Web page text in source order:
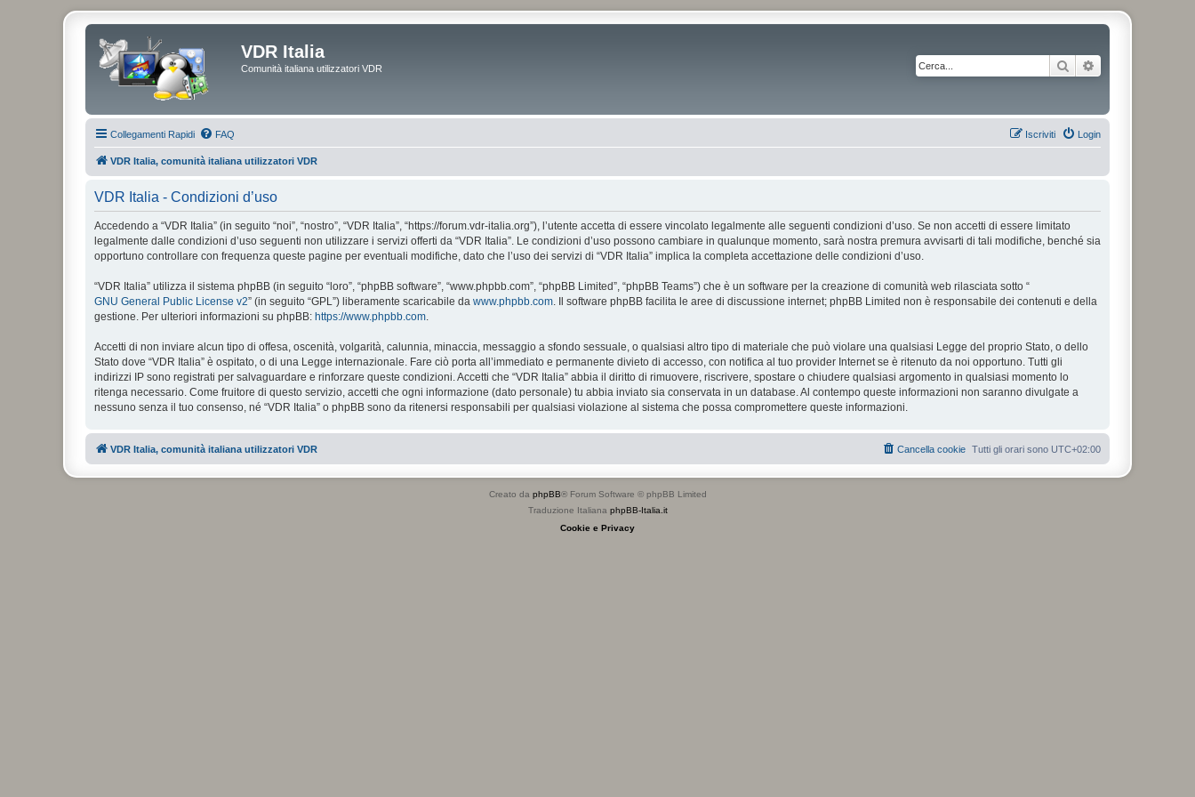
VDR Italia
Comunità italiana utilizzatori VDR Cerca
Collegamenti Rapidi FAQ Login
Iscriviti
VDR Italia, comunità italiana utilizzatori VDR
VDR Italia - Condizioni d’uso
Accedendo a “VDR Italia” (in seguito “noi”, “nostro”, “VDR Italia”, “https://forum.vdr-italia.org”), l’utente accetta di essere vincolato legalmente alle seguenti condizioni d’uso. Se non accetti di essere limitato
legalmente dalle condizioni d’uso seguenti non utilizzare i servizi offerti da “VDR Italia”. Le condizioni d’uso possono cambiare in qualunque momento, sarà nostra premura avvisarti di tali modifiche, benché sia
opportuno controllare con frequenza queste pagine per eventuali modifiche, dato che l’uso dei servizi di “VDR Italia” implica la completa accettazione delle condizioni d’uso.
“VDR Italia” utilizza il sistema phpBB (in seguito “loro”, “phpBB software”, “www.phpbb.com”, “phpBB Limited”, “phpBB Teams”) che è un software per la creazione di comunità web rilasciata sotto “
GNU General Public License v2” (in seguito “GPL”) liberamente scaricabile da www.phpbb.com. Il software phpBB facilita le aree di discussione internet; phpBB Limited non è responsabile dei contenuti e della
gestione. Per ulteriori informazioni su phpBB: https://www.phpbb.com.
Accetti di non inviare alcun tipo di offesa, oscenità, volgarità, calunnia, minaccia, messaggio a sfondo sessuale, o qualsiasi altro tipo di materiale che può violare una qualsiasi Legge del proprio Stato, o dello
Stato dove “VDR Italia” è ospitato, o di una Legge internazionale. Fare ciò porta all’immediato e permanente divieto di accesso, con notifica al tuo provider Internet se è ritenuto da noi opportuno. Tutti gli
indirizzi IP sono registrati per salvaguardare e rinforzare queste condizioni. Accetti che “VDR Italia” abbia il diritto di rimuovere, riscrivere, spostare o chiudere qualsiasi argomento in qualsiasi momento lo
ritenga necessario. Come fruitore di questo servizio, accetti che ogni informazione (dato personale) tu abbia inviato sia conservata in un database. Al contempo queste informazioni non saranno divulgate a
nessuno senza il tuo consenso, né “VDR Italia” o phpBB sono da ritenersi responsabili per qualsiasi violazione al sistema che possa compromettere queste informazioni.
VDR Italia, comunità italiana utilizzatori VDR Tutti gli orari sono UTC+02:00
Cancella cookie
Creato da phpBB® Forum Software © phpBB Limited
Traduzione Italiana phpBB-Italia.it
Cookie e Privacy